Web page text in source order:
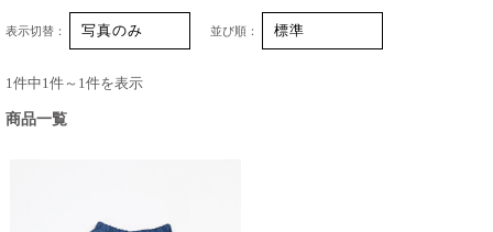
表示切替： 並び順：
1件中1件～1件を表示
商品一覧